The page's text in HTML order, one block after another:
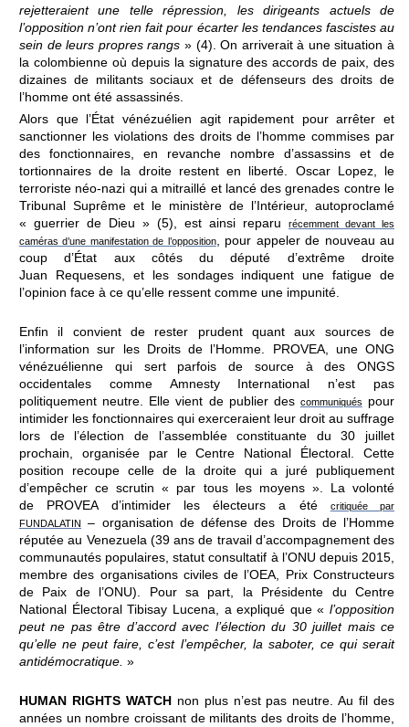
rejetteraient une telle répression, les dirigeants actuels de
l’opposition n’ont rien fait pour écarter les tendances fascistes au
sein de leurs propres rangs » (4). On arriverait à une situation à
la colombienne où depuis la signature des accords de paix, des
dizaines de militants sociaux et de défenseurs des droits de
l’homme ont été assassinés.
Alors que l’État vénézuélien agit rapidement pour arrêter et
sanctionner les violations des droits de l’homme commises par
des fonctionnaires, en revanche nombre d’assassins et de
tortionnaires de la droite restent en liberté. Oscar Lopez, le
terroriste néo-nazi qui a mitraillé et lancé des grenades contre le
Tribunal Suprême et le ministère de l’Intérieur, autoproclamé
« guerrier de Dieu » (5), est ainsi reparu
récemment devant les
caméras d’une manifestation de l’opposition, pour appeler de nouveau au
coup d’État aux côtés du député d’extrême droite
Juan Requesens, et les sondages indiquent une fatigue de
l’opinion face à ce qu’elle ressent comme une impunité.
Enfin il convient de rester prudent quant aux sources de
l’information sur les Droits de l’Homme. PROVEA, une ONG
vénézuélienne qui sert parfois de source à des ONGS
occidentales comme Amnesty International n’est pas
politiquement neutre. Elle vient de publier des communiqués
pour
intimider les fonctionnaires qui exerceraient leur droit au suffrage
lors de l’élection de l’assemblée constituante du 30 juillet
prochain, organisée par le Centre National Électoral. Cette
position recoupe celle de la droite qui a juré publiquement
d’empêcher ce scrutin « par tous les moyens ». La volonté
de PROVEA d’intimider les électeurs a été
critiquée par
FUNDALATIN
– organisation de défense des Droits de l’Homme
réputée au Venezuela (39 ans de travail d’accompagnement des
communautés populaires, statut consultatif à l’ONU depuis 2015,
membre des organisations civiles de l’OEA, Prix Constructeurs
de Paix de l’ONU). Pour sa part, la Présidente du Centre
National Électoral Tibisay Lucena, a expliqué que « l’opposition
peut ne pas être d’accord avec l’élection du 30 juillet mais ce
qu’elle ne peut faire, c’est l’empêcher, la saboter, ce qui serait
antidémocratique. »
HUMAN RIGHTS WATCHnon plus n’est pas neutre. Au fil des
années un nombre croissant de militants des droits de l’homme,